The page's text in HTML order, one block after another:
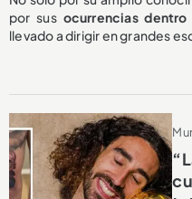
por sus ocurrencias
llevado a dirigir en grandes